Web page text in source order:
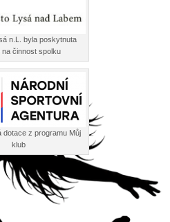
n.L. byla poskytnuta
na činnost spolku
dotace z programu Můj
klub